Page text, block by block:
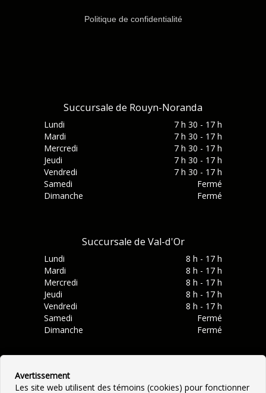
Politique de confidentialité
Succursale de Rouyn-Noranda
Lundi
7 h 30 - 17 h
Mardi
7 h 30 - 17 h
Mercredi
7 h 30 - 17 h
Jeudi
7 h 30 - 17 h
Vendredi
7 h 30 - 17 h
Samedi
Fermé
Dimanche
Fermé
Succursale de Val-d'Or
Lundi
8 h - 17 h
Mardi
8 h - 17 h
Mercredi
8 h - 17 h
Jeudi
8 h - 17 h
Vendredi
8 h - 17 h
Samedi
Fermé
Dimanche
Fermé
Avertissement
Les site web utilisent des témoins (cookies) pour fonctionner